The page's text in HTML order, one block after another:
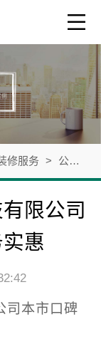
修服务 > 公司新闻
限公司
惠
司本市口碑